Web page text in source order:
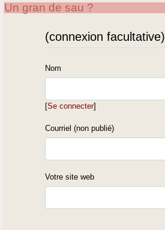
Un gran de sau ?
(connexion facultative)
Nom
[Se connecter]
Courriel (non publié)
Votre site web